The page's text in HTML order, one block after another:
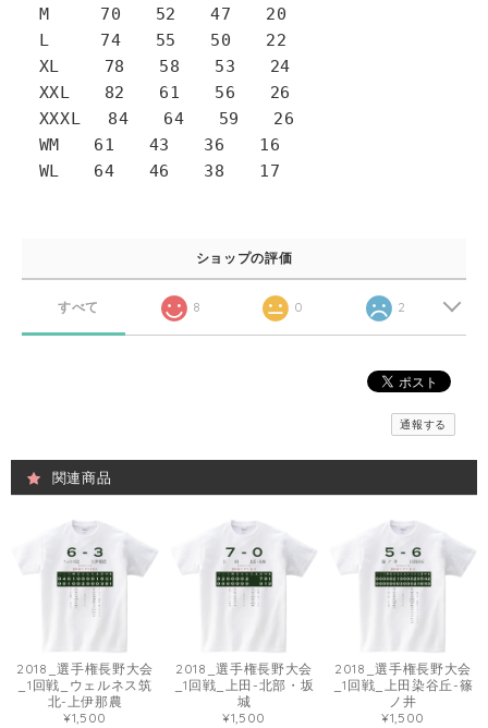
M 70 52 47 20
L 74 55 50 22
XL 78 58 53 24
XXL 82 61 56 26
XXXL 84 64 59 26
WM 61 43 36 16
WL 64 46 38 17
ショップの評価
すべて 8 0 2
通報する
関連商品
2018_選手権長野大会
_1回戦_ウェルネス筑
北-上伊那農
¥1,500
2018_選手権長野大会
_1回戦_上田-北部・坂
城
¥1,500
2018_選手権長野大会
_1回戦_上田染谷丘-篠
ノ井
¥1,500